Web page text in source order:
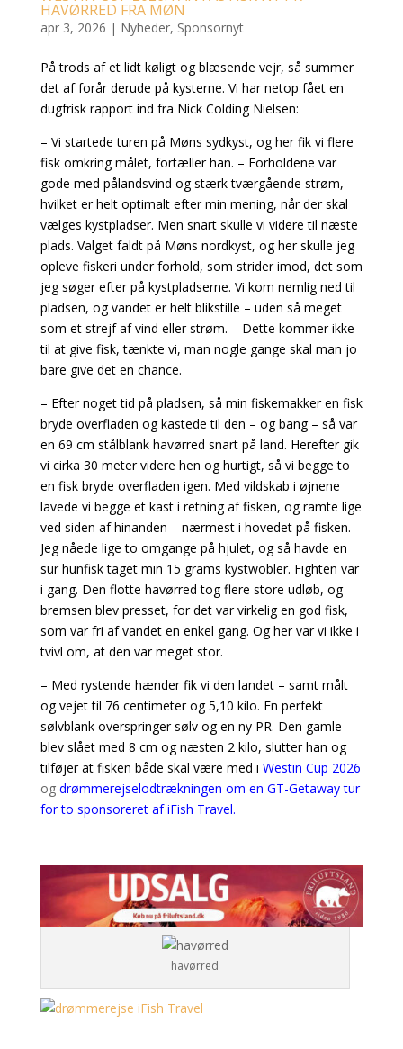
HAVØRRED FRA MØN
apr 3, 2026 | Nyheder, Sponsornyt
På trods af et lidt køligt og blæsende vejr, så summer
det af forår derude på kysterne. Vi har netop fået en
dugfrisk rapport ind fra Nick Colding Nielsen:
– Vi startede turen på Møns sydkyst, og her fik vi flere
fisk omkring målet, fortæller han. – Forholdene var
gode med pålandsvind og stærk tværgående strøm,
hvilket er helt optimalt efter min mening, når der skal
vælges kystpladser. Men snart skulle vi videre til næste
plads. Valget faldt på Møns nordkyst, og her skulle jeg
opleve fiskeri under forhold, som strider imod, det som
jeg søger efter på kystpladserne. Vi kom nemlig ned til
pladsen, og vandet er helt blikstille – uden så meget
som et strejf af vind eller strøm. – Dette kommer ikke
til at give fisk, tænkte vi, man nogle gange skal man jo
bare give det en chance.
– Efter noget tid på pladsen, så min fiskemakker en fisk
bryde overfladen og kastede til den – og bang – så var
en 69 cm stålblank havørred snart på land. Herefter gik
vi cirka 30 meter videre hen og hurtigt, så vi begge to
en fisk bryde overfladen igen. Med vildskab i øjnene
lavede vi begge et kast i retning af fisken, og ramte lige
ved siden af hinanden – nærmest i hovedet på fisken.
Jeg nåede lige to omgange på hjulet, og så havde en
sur hunfisk taget min 15 grams kystwobler. Fighten var
i gang. Den flotte havørred tog flere store udløb, og
bremsen blev presset, for det var virkelig en god fisk,
som var fri af vandet en enkel gang. Og her var vi ikke i
tvivl om, at den var meget stor.
– Med rystende hænder fik vi den landet – samt målt
og vejet til 76 centimeter og 5,10 kilo. En perfekt
sølvblank overspringer sølv og en ny PR. Den gamle
blev slået med 8 cm og næsten 2 kilo, slutter han og
tilføjer at fisken både skal være med i Westin Cup 2026
og drømmerejselodtrækningen om en GT-Getaway tur
for to sponsoreret af iFish Travel.
havørred